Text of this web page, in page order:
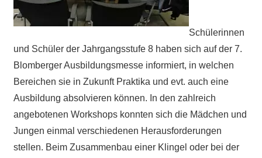
Schülerinnen
und Schüler der Jahrgangsstufe 8 haben sich auf der 7.
Blomberger Ausbildungsmesse informiert, in welchen
Bereichen sie in Zukunft Praktika und evt. auch eine
Ausbildung absolvieren können. In den zahlreich
angebotenen Workshops konnten sich die Mädchen und
Jungen einmal verschiedenen Herausforderungen
stellen. Beim Zusammenbau einer Klingel oder bei der